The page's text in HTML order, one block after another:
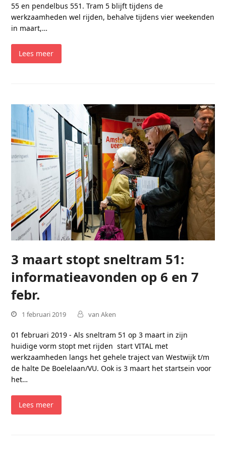
55 en pendelbus 551. Tram 5 blijft tijdens de
werkzaamheden wel rijden, behalve tijdens vier weekenden
in maart,…
Lees meer
3 maart stopt sneltram 51:
informatieavonden op 6 en 7
febr.
1 februari 2019 van Aken
01 februari 2019 - Als sneltram 51 op 3 maart in zijn
huidige vorm stopt met rijden start VITAL met
werkzaamheden langs het gehele traject van Westwijk t/m
de halte De Boelelaan/VU. Ook is 3 maart het startsein voor
het…
Lees meer